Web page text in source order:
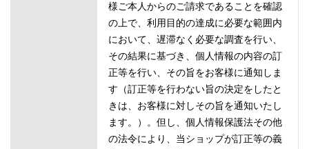
様ご本人からのご請求であることを確認
の上で、利用目的の達成に必要な範囲内
において、遅滞なく必要な調査を行い、
その結果に基づき、個人情報の内容の訂
正等を行い、その旨をお客様に通知しま
す（訂正等を行わない旨の決定をしたと
きは、お客様に対しその旨を通知いたし
ます。）。但し、個人情報保護法その他
の法令により、当ショップが訂正等の義